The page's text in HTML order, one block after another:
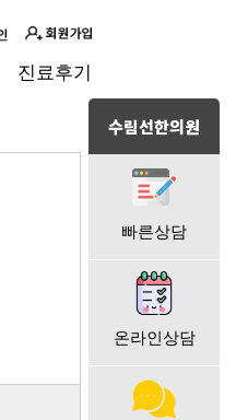
진료후기
수림선한의원
빠른상담
온라인상담